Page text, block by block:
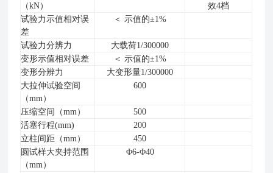
（kN）
效4档
试验力示值相对误
差
＜示值的±1%
试验力分辨力
大载荷1/300000
变形示值相对误差 ＜示值的±1%
变形分辨力
大变形量1/300000
大拉伸试验空间
（mm）
600
压缩空间 （mm）
500
活塞行程(mm)
200
立柱间距（mm）
450
圆试样大夹持范围
（mm）
Φ6-Φ40